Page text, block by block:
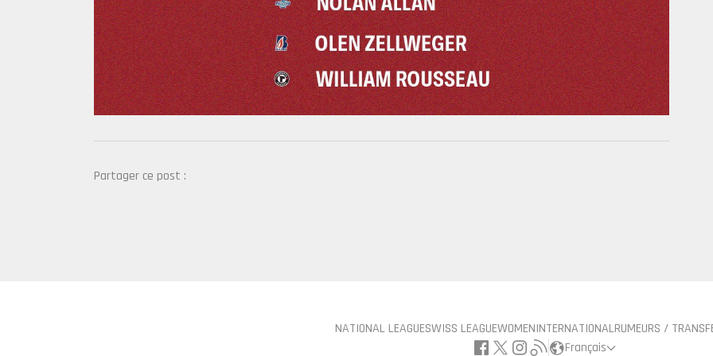
Partager ce post :
NATIONAL LEAGUESWISS LEAGUEWOMENINTERNATIONALRUMEURS /
Français